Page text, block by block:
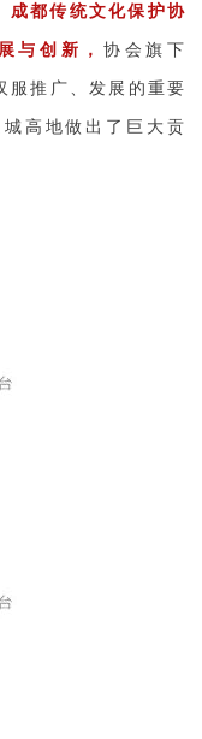
成都传统文化保护协
与创新，协会旗下
服推广、发展的重要
高地做出了巨大贡